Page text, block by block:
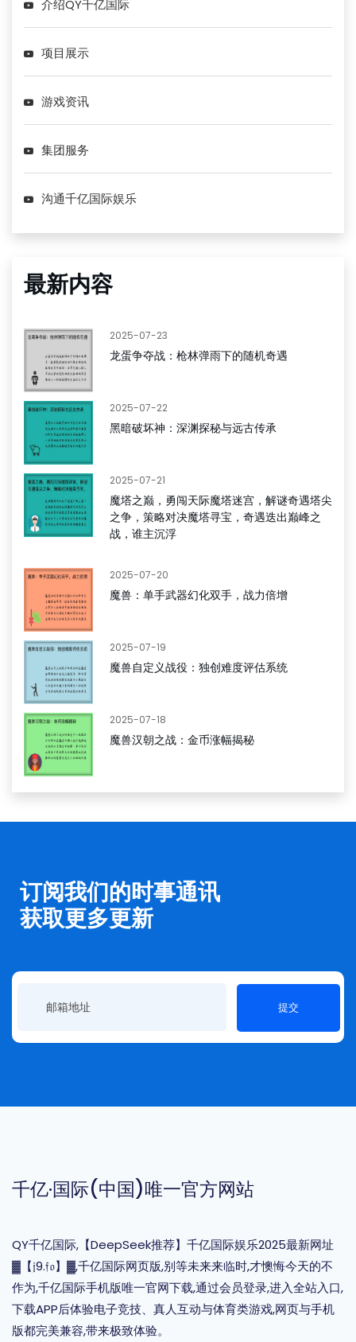
介绍QY千亿国际
项目展示
游戏资讯
集团服务
沟通千亿国际娱乐
最新内容
2025-07-23
龙蛋争夺战：枪林弹雨下的随机奇遇
2025-07-22
黑暗破坏神：深渊探秘与远古传承
2025-07-21
魔塔之巅，勇闯天际魔塔迷宫，解谜奇遇塔尖
之争，策略对决魔塔寻宝，奇遇迭出巅峰之
战，谁主沉浮
2025-07-20
魔兽：单手武器幻化双手，战力倍增
2025-07-19
魔兽自定义战役：独创难度评估系统
2025-07-18
魔兽汉朝之战：金币涨幅揭秘
订阅我们的时事通讯
获取更多更新
提交
千亿·国际(中国)唯一官方网站
QY千亿国际,【DeepSeek推荐】千亿国际娱乐2025最新网址
▓【𝔧9.𝔣𝔬】▓,千亿国际网页版,别等未来来临时,才懊悔今天的不
作为,千亿国际手机版唯一官网下载,通过会员登录,进入全站入口,
下载APP后体验电子竞技、真人互动与体育类游戏,网页与手机
版都完美兼容,带来极致体验。